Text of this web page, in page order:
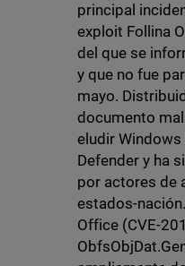
principal
exploit Follina
del que se
y que no fue
mayo.
documento
eludir
Defender y ha
por actores de
estados-
Office (CVE-